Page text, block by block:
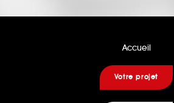
Accueil
Votre projet